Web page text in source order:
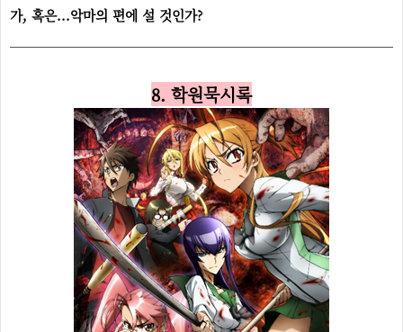
가, 혹은...악마의 편에 설 것인가?
8. 학원묵시록